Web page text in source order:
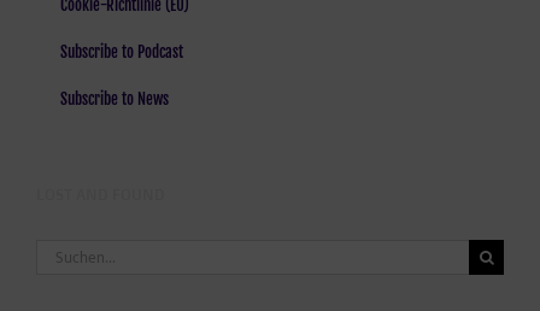
Cookie-Richtlinie (EU)
Subscribe to Podcast
Subscribe to News
Suche